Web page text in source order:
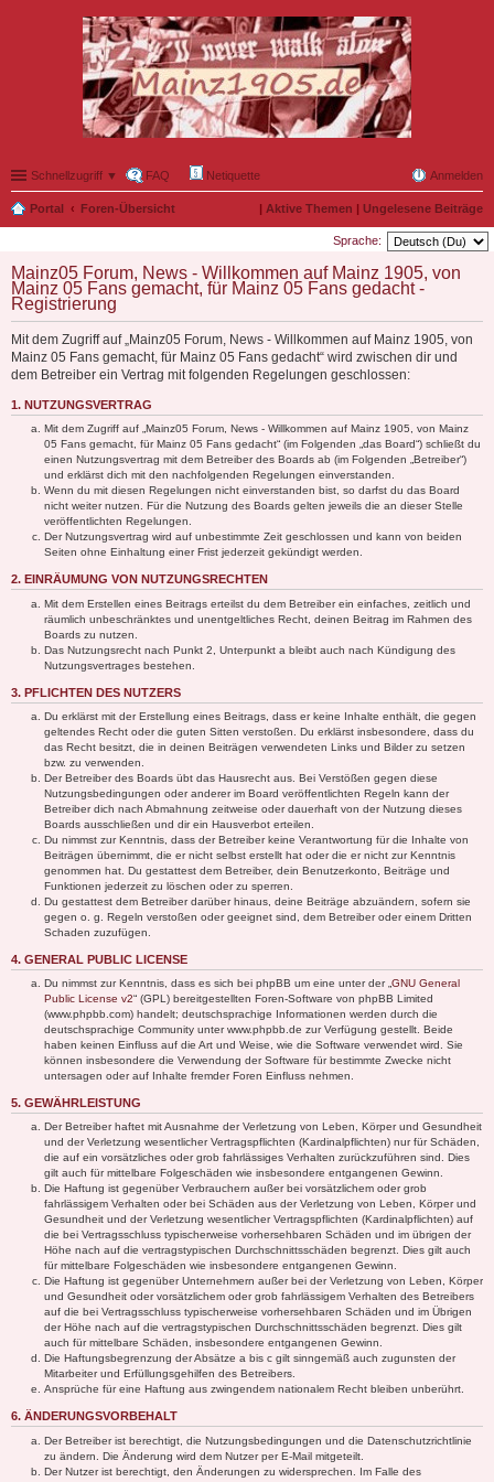
Schnellzugriff ▼ FAQ Netiquette Anmelden
Portal Foren-Übersicht | Aktive Themen | Ungelesene Beiträge
Sprache:
Mainz05 Forum, News - Willkommen auf Mainz 1905, von
Mainz 05 Fans gemacht, für Mainz 05 Fans gedacht -
Registrierung
Mit dem Zugriff auf „Mainz05 Forum, News - Willkommen auf Mainz 1905, von
Mainz 05 Fans gemacht, für Mainz 05 Fans gedacht“ wird zwischen dir und
dem Betreiber ein Vertrag mit folgenden Regelungen geschlossen:
1. NUTZUNGSVERTRAG
Mit dem Zugriff auf „Mainz05 Forum, News - Willkommen auf Mainz 1905, von Mainz
05 Fans gemacht, für Mainz 05 Fans gedacht“ (im Folgenden „das Board“) schließt du
einen Nutzungsvertrag mit dem Betreiber des Boards ab (im Folgenden „Betreiber“)
und erklärst dich mit den nachfolgenden Regelungen einverstanden.
Wenn du mit diesen Regelungen nicht einverstanden bist, so darfst du das Board
nicht weiter nutzen. Für die Nutzung des Boards gelten jeweils die an dieser Stelle
veröffentlichten Regelungen.
Der Nutzungsvertrag wird auf unbestimmte Zeit geschlossen und kann von beiden
Seiten ohne Einhaltung einer Frist jederzeit gekündigt werden.
2. EINRÄUMUNG VON NUTZUNGSRECHTEN
Mit dem Erstellen eines Beitrags erteilst du dem Betreiber ein einfaches, zeitlich und
räumlich unbeschränktes und unentgeltliches Recht, deinen Beitrag im Rahmen des
Boards zu nutzen.
Das Nutzungsrecht nach Punkt 2, Unterpunkt a bleibt auch nach Kündigung des
Nutzungsvertrages bestehen.
3. PFLICHTEN DES NUTZERS
Du erklärst mit der Erstellung eines Beitrags, dass er keine Inhalte enthält, die gegen
geltendes Recht oder die guten Sitten verstoßen. Du erklärst insbesondere, dass du
das Recht besitzt, die in deinen Beiträgen verwendeten Links und Bilder zu setzen
bzw. zu verwenden.
Der Betreiber des Boards übt das Hausrecht aus. Bei Verstößen gegen diese
Nutzungsbedingungen oder anderer im Board veröffentlichten Regeln kann der
Betreiber dich nach Abmahnung zeitweise oder dauerhaft von der Nutzung dieses
Boards ausschließen und dir ein Hausverbot erteilen.
Du nimmst zur Kenntnis, dass der Betreiber keine Verantwortung für die Inhalte von
Beiträgen übernimmt, die er nicht selbst erstellt hat oder die er nicht zur Kenntnis
genommen hat. Du gestattest dem Betreiber, dein Benutzerkonto, Beiträge und
Funktionen jederzeit zu löschen oder zu sperren.
Du gestattest dem Betreiber darüber hinaus, deine Beiträge abzuändern, sofern sie
gegen o. g. Regeln verstoßen oder geeignet sind, dem Betreiber oder einem Dritten
Schaden zuzufügen.
4. GENERAL PUBLIC LICENSE
Du nimmst zur Kenntnis, dass es sich bei phpBB um eine unter der „ GNU General
Public License v2“ (GPL) bereitgestellten Foren-Software von phpBB Limited
(www.phpbb.com) handelt; deutschsprachige Informationen werden durch die
deutschsprachige Community unter www.phpbb.de zur Verfügung gestellt. Beide
haben keinen Einfluss auf die Art und Weise, wie die Software verwendet wird. Sie
können insbesondere die Verwendung der Software für bestimmte Zwecke nicht
untersagen oder auf Inhalte fremder Foren Einfluss nehmen.
5. GEWÄHRLEISTUNG
Der Betreiber haftet mit Ausnahme der Verletzung von Leben, Körper und Gesundheit
und der Verletzung wesentlicher Vertragspflichten (Kardinalpflichten) nur für Schäden,
die auf ein vorsätzliches oder grob fahrlässiges Verhalten zurückzuführen sind. Dies
gilt auch für mittelbare Folgeschäden wie insbesondere entgangenen Gewinn.
Die Haftung ist gegenüber Verbrauchern außer bei vorsätzlichem oder grob
fahrlässigem Verhalten oder bei Schäden aus der Verletzung von Leben, Körper und
Gesundheit und der Verletzung wesentlicher Vertragspflichten (Kardinalpflichten) auf
die bei Vertragsschluss typischerweise vorhersehbaren Schäden und im übrigen der
Höhe nach auf die vertragstypischen Durchschnittsschäden begrenzt. Dies gilt auch
für mittelbare Folgeschäden wie insbesondere entgangenen Gewinn.
Die Haftung ist gegenüber Unternehmern außer bei der Verletzung von Leben, Körper
und Gesundheit oder vorsätzlichem oder grob fahrlässigem Verhalten des Betreibers
auf die bei Vertragsschluss typischerweise vorhersehbaren Schäden und im Übrigen
der Höhe nach auf die vertragstypischen Durchschnittsschäden begrenzt. Dies gilt
auch für mittelbare Schäden, insbesondere entgangenen Gewinn.
Die Haftungsbegrenzung der Absätze a bis c gilt sinngemäß auch zugunsten der
Mitarbeiter und Erfüllungsgehilfen des Betreibers.
Ansprüche für eine Haftung aus zwingendem nationalem Recht bleiben unberührt.
6. ÄNDERUNGSVORBEHALT
Der Betreiber ist berechtigt, die Nutzungsbedingungen und die Datenschutzrichtlinie
zu ändern. Die Änderung wird dem Nutzer per E-Mail mitgeteilt.
Der Nutzer ist berechtigt, den Änderungen zu widersprechen. Im Falle des